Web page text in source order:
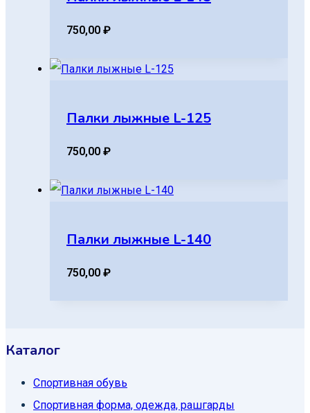
750,00 ₽
Палки лыжные L-125
750,00 ₽
Палки лыжные L-140
750,00 ₽
Каталог
Спортивная обувь
Спортивная форма, одежда, рашгарды